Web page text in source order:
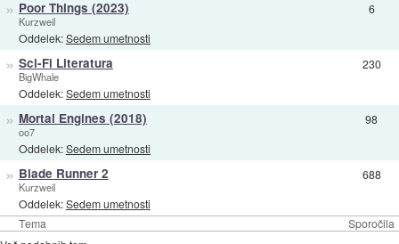
Tema Sporočila
» Poor Things (2023)
Kurzweil
Oddelek:Sedem umetnosti
6
» Sci-Fi Literatura
BigWhale
Oddelek:Sedem umetnosti
230
» Mortal Engines (2018)
oo7
Oddelek:Sedem umetnosti
98
» Blade Runner 2
Kurzweil
Oddelek:Sedem umetnosti
688